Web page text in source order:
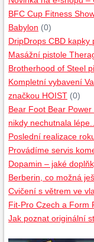
BFC Cup Fitness
Babylon (0)
DripDrops CBD kapky
Masážní pistole
Brotherhood of Steel
Kompletní vybavení
značkou HOIST (0)
Bear Foot Bear
nikdy nechutnala lépe...
Poslední realizace
Provádíme servis
Dopamin – jaké
Berberin, co možná
Cvičení s větrem ve
Fit-Pro Czech a Form
Jak poznat originální